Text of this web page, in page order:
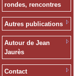
rondes, rencontres
Autres publications
Autour de Jean
Jaurès
Contact